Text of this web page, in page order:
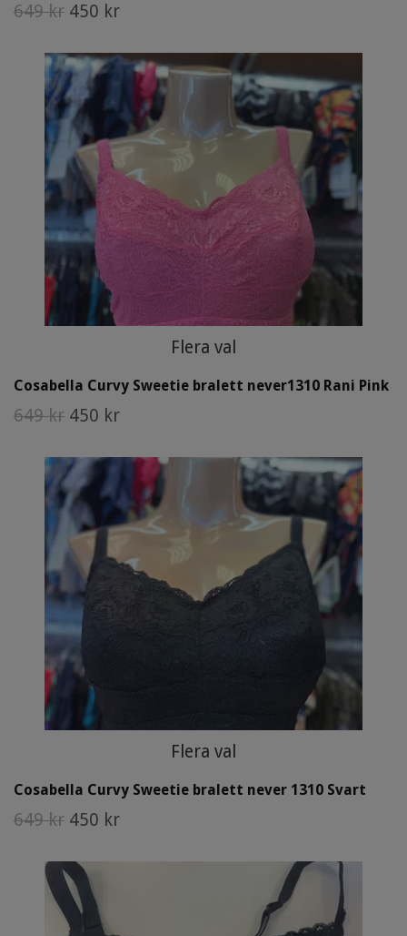
649 kr 450 kr
Flera val
Cosabella Curvy Sweetie bralett never1310 Rani Pink
649 kr 450 kr
Flera val
Cosabella Curvy Sweetie bralett never 1310 Svart
649 kr 450 kr